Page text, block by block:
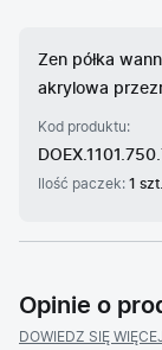
Zen półka
akrylowa
Kod produktu:
Ilość paczek: 1 szt.
Opinie o
DOWIEDZ SIĘ